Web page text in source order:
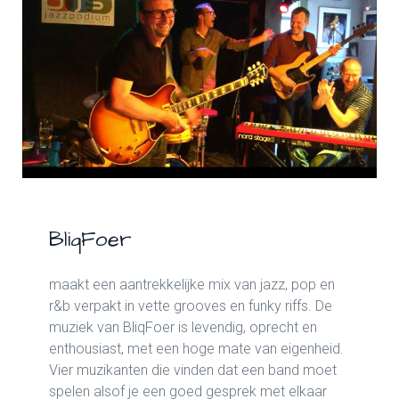
BliqFoer
maakt een aantrekkelijke mix van jazz, pop en
r&b verpakt in vette grooves en funky riffs. De
muziek van BliqFoer is levendig, oprecht en
enthousiast, met een hoge mate van eigenheid.
Vier muzikanten die vinden dat een band moet
spelen alsof je een goed gesprek met elkaar